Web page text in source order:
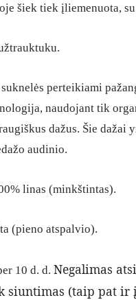
šiek tiek įliemenuota,
perteikiami
naudojant tik
dažus. Šie dažai
audinio.
linas (minkštintas).
(pieno atspalvio).
10 d. d. Negalimas
siuntimas (taip pat ir